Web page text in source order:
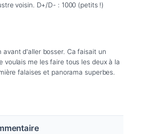
voisin. D+/D- : 1000 (petits !)
avant d'aller bosser. Ca faisait un
voulais me les faire tous les deux à la
falaises et panorama superbes.